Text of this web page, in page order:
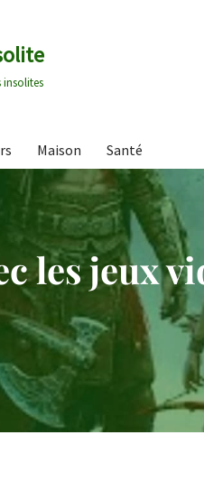
insolites
Maison Santé
les jeux